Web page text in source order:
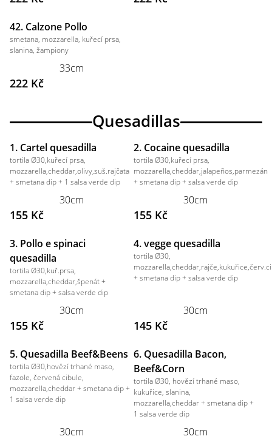
42. Calzone Pollo
smetana, mozzarella, kuřecí prsa,
slanina, žampiony
33cm
222 Kč
Quesadillas
1. Cartel quesadilla
tortila Ø30,kuřecí prsa,
mozzarella,cheddar,olivy,suš.rajčata
+ smetana dip + 1 salsa verde dip
30cm
155 Kč
2. Cocaine quesadilla
tortila Ø30,kuřecí prsa,
mozzarella,cheddar,jalapeños,parmezán
+ smetana dip + salsa verde dip
30cm
155 Kč
3. Pollo e spinaci
quesadilla
tortila Ø30,kuř.prsa,
mozzarella,cheddar,špenát +
smetana dip + salsa verde dip
30cm
155 Kč
4. vegge quesadilla
tortila Ø30,
+ smetana dip + salsa verde dip
30cm
145 Kč
5. Quesadilla Beef&Beens
tortila Ø30,hovězí trhané maso,
fazole, červená cibule,
mozzarella,cheddar + smetana dip +
1 salsa verde dip
30cm
6. Quesadilla Bacon,
Beef&Corn
tortila Ø30, hovězí trhané maso,
kukuřice, slanina,
mozzarella,cheddar + smetana dip +
1 salsa verde dip
30cm